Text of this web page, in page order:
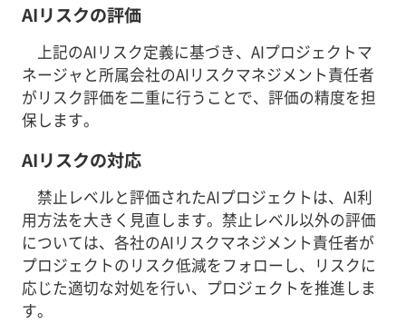
AIリスクの評価
上記のAIリスク定義に基づき、AIプロジェクトマ
ネージャと所属会社のAIリスクマネジメント責任者
がリスク評価を二重に行うことで、評価の精度を担
保します。
AIリスクの対応
禁止レベルと評価されたAIプロジェクトは、AI利
用方法を大きく見直します。禁止レベル以外の評価
については、各社のAIリスクマネジメント責任者が
プロジェクトのリスク低減をフォローし、リスクに
応じた適切な対処を行い、プロジェクトを推進しま
す。